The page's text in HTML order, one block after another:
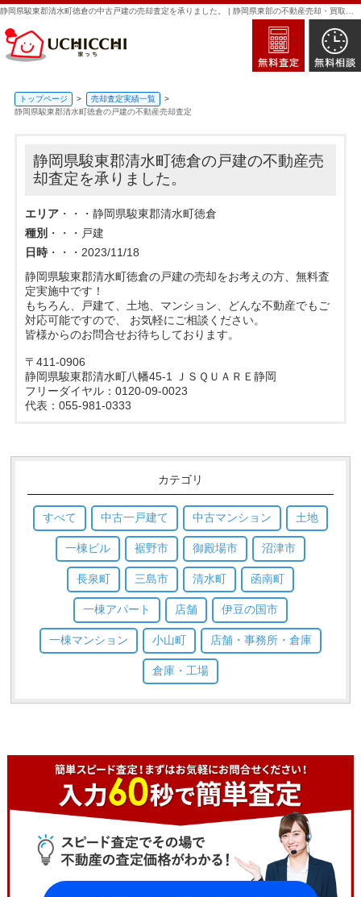
トップページ
売却査定実績一覧
静岡県駿東郡清水町徳倉の戸建の不動産売却査定
静岡県駿東郡清水町徳倉の戸建の不動産売
却査定を承りました。
エリア・・・静岡県駿東郡清水町徳倉
種別・・・戸建
日時・・・2023/11/18
静岡県駿東郡清水町徳倉の戸建の売却をお考えの方、無料査
定実施中です！
もちろん、戸建て、土地、マンション、どんな不動産でもご
対応可能ですので、 お気軽にご相談ください。
皆様からのお問合せお待ちしております。
〒411-0906
静岡県駿東郡清水町八幡45-1 ＪＳＱＵＡＲＥ静岡
フリーダイヤル：0120-09-0023
代表：055-981-0333
カテゴリ
すべて 中古一戸建て 中古マンション 土地
一棟ビル 裾野市 御殿場市 沼津市
長泉町 三島市 清水町 函南町
一棟アパート 店舗 伊豆の国市
一棟マンション 小山町 店舗・事務所・倉庫
倉庫・工場